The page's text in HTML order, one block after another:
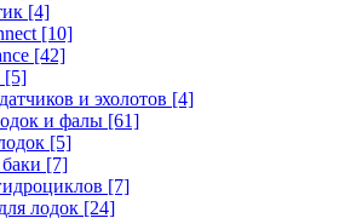
[4]
[10]
[42]
[5]
и эхолотов [4]
и фалы [61]
[5]
[7]
[7]
лодок [24]